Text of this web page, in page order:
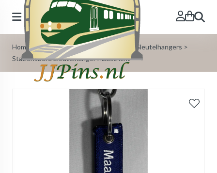
Zoeken
Home>Onze Producten >Stationsbord Sleutelhangers >
Stationsbord Sleutelhanger Maastricht